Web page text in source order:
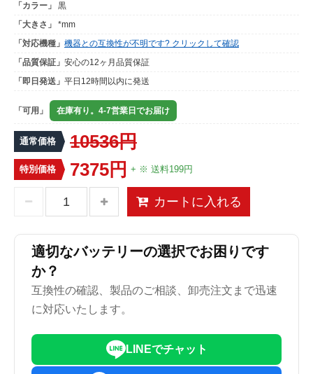
「カラー」
黒
「大きさ」
*mm
「対応機種」 機器との互換性が不明です? クリックして確認
「品質保証」 安心の12ヶ月品質保証
「即日発送」 平日12時間以内に発送
「可用」 在庫有り。4-7営業日でお届け
通常価格 10536円
特別価格 7375円 + ※ 送料199円
カートに入れる
適切なバッテリーの選択でお困りです
か？
互換性の確認、製品のご相談、卸売注文まで迅速
に対応いたします。
LINEでチャット